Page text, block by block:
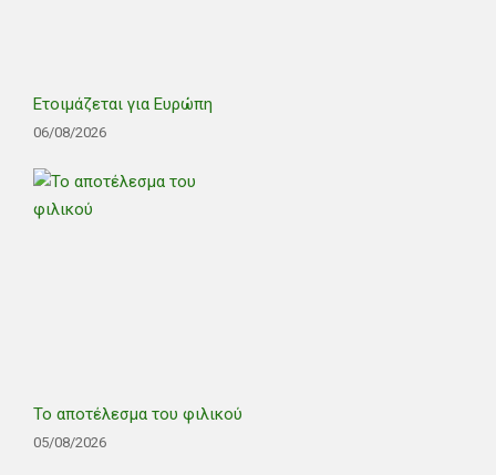
Ετοιμάζεται για Ευρώπη
06/08/2026
Το αποτέλεσμα του φιλικού
05/08/2026